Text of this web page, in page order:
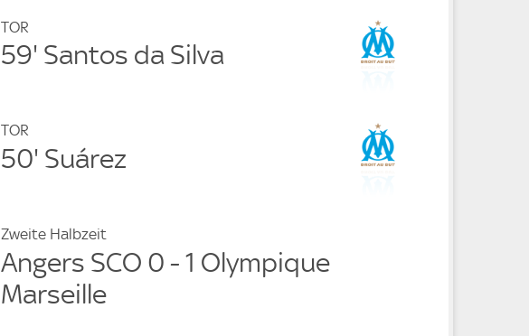
TOR
59' Santos da Silva
TOR
50' Suárez
Zweite Halbzeit
Angers SCO 0 - 1 Olympique
Marseille